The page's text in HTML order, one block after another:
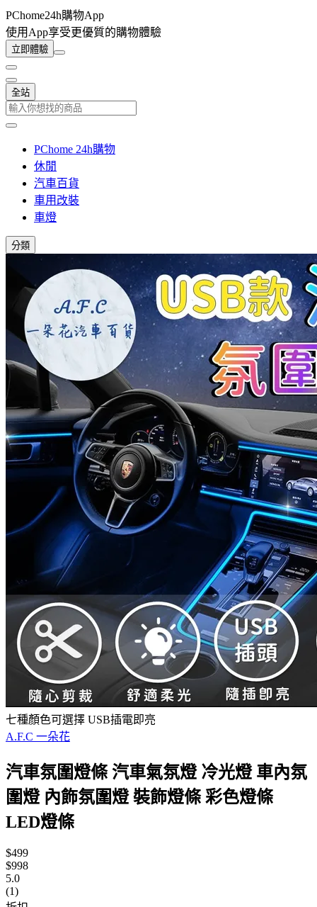
PChome24h購物App
使用App享受更優質的購物體驗
立即體驗
全站
PChome 24h購物
休閒
汽車百貨
車用改裝
車燈
分類
七種顏色可選擇 USB插電即亮
A.F.C 一朵花
汽車氛圍燈條 汽車氣氛燈 冷光燈 車內氛
圍燈 內飾氛圍燈 裝飾燈條 彩色燈條
LED燈條
$499
$998
5.0
(1)